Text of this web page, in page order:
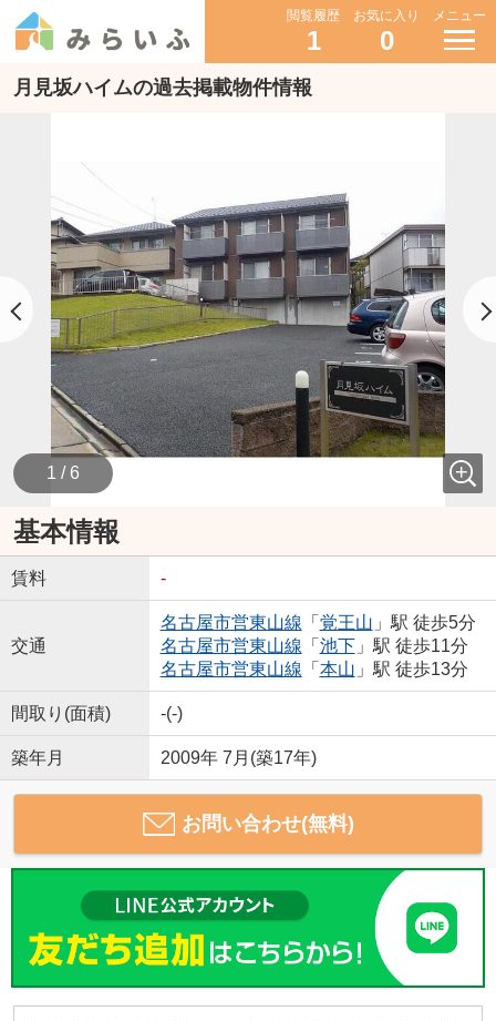
閲覧履歴
1
お気に入り
0
メニュー
月見坂ハイムの過去掲載物件情報
1 / 6
基本情報
賃料 -
交通
名古屋市営東山線 「 覚王山 」駅 徒歩5分
名古屋市営東山線 「 池下」駅 徒歩11分
名古屋市営東山線 「 本山 」駅 徒歩13分
間取り(面積) -(-)
築年月 2009年 7月(築17年)
お問い合わせ(無料)